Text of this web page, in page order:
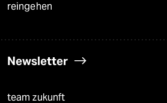
reingehen
Newsletter
team zukunft